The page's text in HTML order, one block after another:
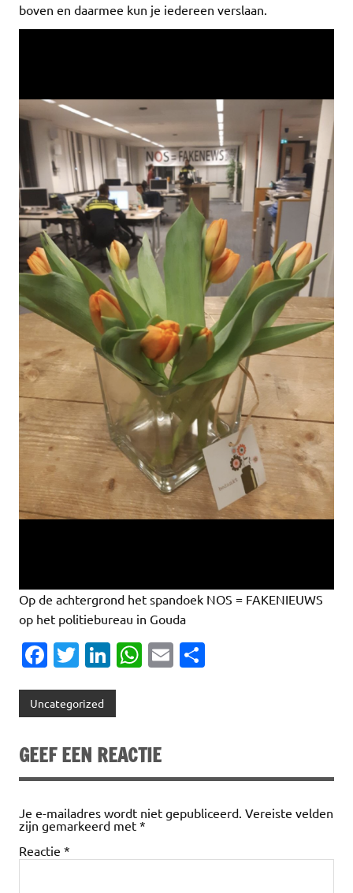
boven en daarmee kun je iedereen verslaan.
Op de achtergrond het spandoek NOS = FAKENIEUWS
op het politiebureau in Gouda
Fa
e
o
o
k
T
it
r
Li
dI
n
W
A
p
p
E
Uncategorized
GEEF EEN REACTIE
Je e-mailadres wordt niet gepubliceerd. Vereiste velden
zijn gemarkeerd met *
Reactie *